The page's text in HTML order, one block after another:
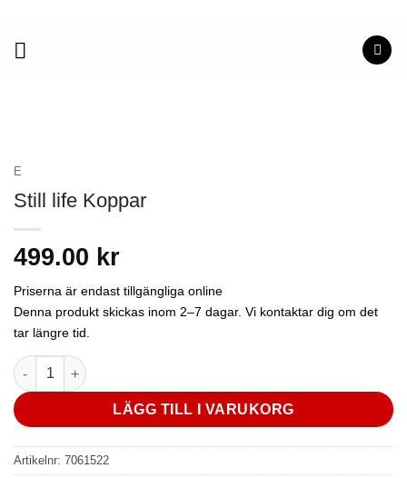
content
E
Still life Koppar
499.00 kr
Priserna är endast tillgängliga online
Denna produkt skickas inom 2–7 dagar. Vi kontaktar dig om det
tar längre tid.
Still life Koppar mängd
LÄGG TILL I VARUKORG
Artikelnr: 7061522